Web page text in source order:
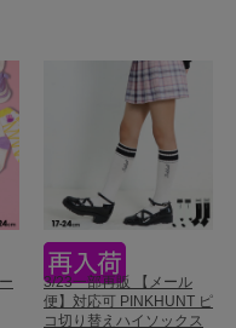
3/23一部再販 【メール
便】対応可 PINKHUNT ピ
コ切り替えハイソックス